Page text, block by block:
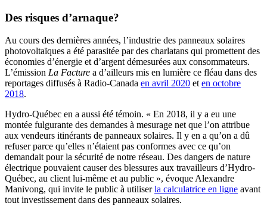
Des risques d’arnaque?
Au cours des dernières années, l’industrie des panneaux solaires
photovoltaïques a été parasitée par des charlatans qui promettent des
économies d’énergie et d’argent démesurées aux consommateurs.
L’émission La Facture a d’ailleurs mis en lumière ce fléau dans des
reportages diffusés à Radio-Canada en avril 2020 et en octobre
2018.
Hydro-Québec en a aussi été témoin. « En 2018, il y a eu une
montée fulgurante des demandes à mesurage net que l’on attribue
aux vendeurs itinérants de panneaux solaires. Il y en a qu’on a dû
refuser parce qu’elles n’étaient pas conformes avec ce qu’on
demandait pour la sécurité de notre réseau. Des dangers de nature
électrique pouvaient causer des blessures aux travailleurs d’Hydro-
Québec, au client lui-même et au public », évoque Alexandre
Manivong, qui invite le public à utiliserla calculatrice en ligne avant
tout investissement dans des panneaux solaires.